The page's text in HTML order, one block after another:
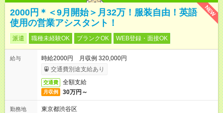
NEW
2000円＊＜9月開始＞月32万！服装自由！英語
使用の営業アシスタント！
派遣 職種未経験OK ブランクOK WEB登録・面接OK
給与
時給2000円 月収例 320,000円
交通費別途支給あり
交通費 全額支給
月収例 30万円～
勤務地
東京都渋谷区